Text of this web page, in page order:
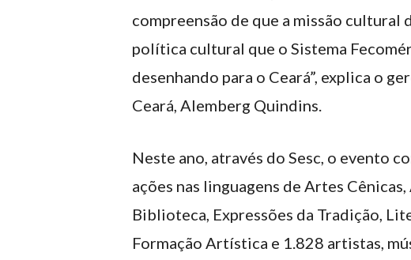
compreensão de que a missão cultural
política cultural que o Sistema
desenhando para o Ceará”, explica o
Ceará, Alemberg Quindins.
Neste ano, através do Sesc, o evento
ações nas linguagens de Artes
Biblioteca, Expressões da Tradição,
Formação Artística e 1.828 artistas,